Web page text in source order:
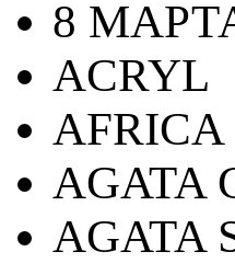
8
ACRYL
AFRICA
AGATA
AGATA